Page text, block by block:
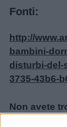
Fonti:
http://
bambini-
disturbi-del-
3735-43b6-
Non avete